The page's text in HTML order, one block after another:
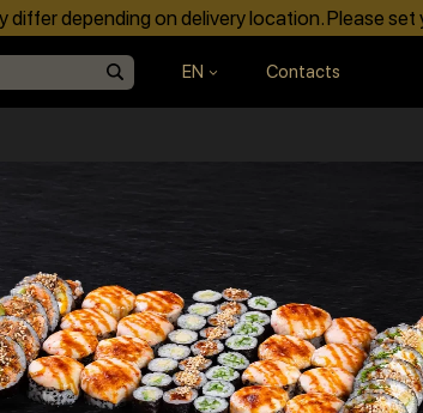
differ depending on delivery location. Please
EN Contacts